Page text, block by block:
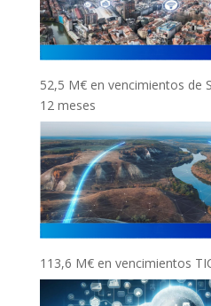
52,5 M€ en vencimientos de
12 meses
113,6 M€ en vencimientos